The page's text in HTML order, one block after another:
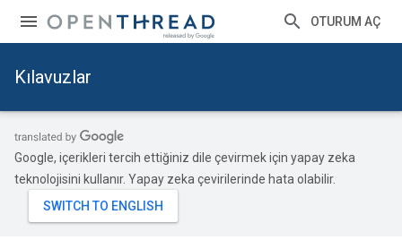
OTURUM AÇ
Kılavuzlar
Google, içerikleri tercih ettiğiniz dile çevirmek için yapay zeka
teknolojisini kullanır. Yapay zeka çevirilerinde hata olabilir.